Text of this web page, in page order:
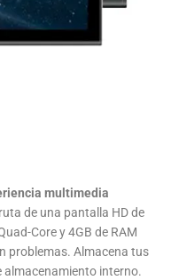
multimedia
de una pantalla HD de
Core y 4GB de RAM
problemas. Almacena tus
almacenamiento interno.